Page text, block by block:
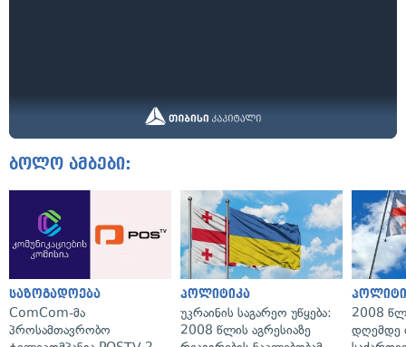
ბოლო ამბები:
საზოგადოება
ComCom-მა
პროსამთავრობო
პოლიტიკა
უკრაინის საგარეო უწყება:
2008 წლის აგრესიაზე
2008
დღემდე